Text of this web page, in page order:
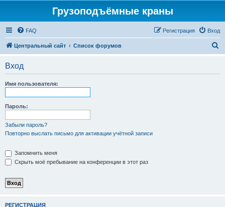
Грузоподъёмные краны
FAQ Вход
Регистрация
Центральный сайт Список форумов
Вход
Имя пользователя:
Пароль:
Забыли пароль?
Повторно выслать письмо для активации учётной записи
Запомнить меня
Скрыть моё пребывание на конференции в этот раз
РЕГИСТРАЦИЯ